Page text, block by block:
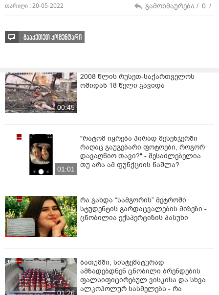
თარიღი : 20-05-2022 გამოხმაურება / 0 /
გააკეთეთ კომენტარი
00:45
2008 წლის რუსეთ-საქართველოს
ომიდან 18 წელი გავიდა
01:01
"რატომ იყრება პირად მესენჯერში
რაღაც გაუგებარი ფოტოები, როგორ
დავაღწიო თავი?" - შესაძლებელია
თუ არა ამ ფუნქციის წაშლა?
რა გახდა “სამგორის” მეტროში
სტუდენტის გარდაცვალების მიზეზი -
ცნობილია ექსპერტიზის პასუხი
01:26
ბათუმში, სისტემატურად
ამზადებდნენ ცნობილი ბრენდების
ფალსიფიცირებულ ვისკისა და სხვა
ალკოჰოლურ სასმელებს - რა